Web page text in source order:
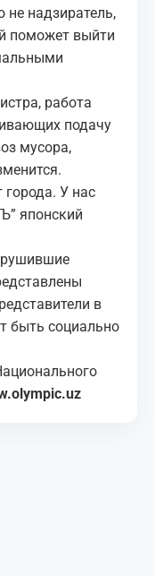
не надзиратель,
поможет выйти
работа
подачу
мусора,
У нас
японский
в
быть социально